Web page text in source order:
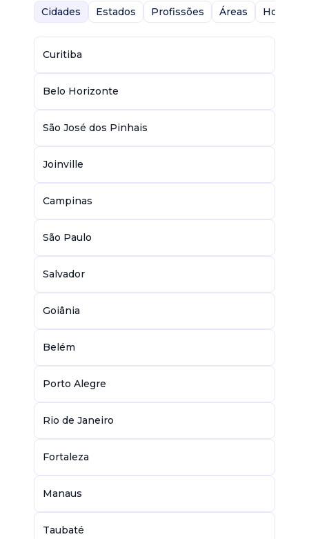
Cidades
Estados Profissões Áreas Home-
Curitiba
Belo Horizonte
São José dos Pinhais
Joinville
Campinas
São Paulo
Salvador
Goiânia
Belém
Porto Alegre
Rio de Janeiro
Fortaleza
Manaus
Taubaté